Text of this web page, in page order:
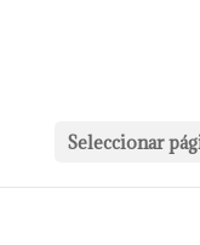
Seleccionar